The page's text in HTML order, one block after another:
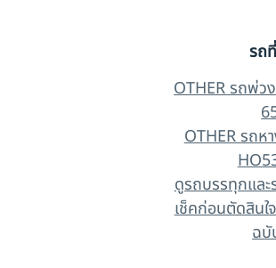
รถ
OTHER รถพ่ว
OTHER รถห
ดูรถบรรทุกแล
เช็คก่อนตัดสิน
ฉ